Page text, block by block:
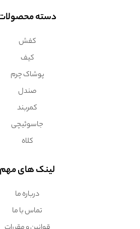
دسته محصولات
کفش
کیف
پوشاک چرم
صندل
کمربند
جاسوئیچی
کلاه
لینک های مهم
درباره ما
تماس با ما